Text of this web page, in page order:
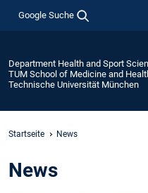
Google Suche
Department Health and Sport
TUM School of Medicine and
Technische Universität München
Startseite News
News